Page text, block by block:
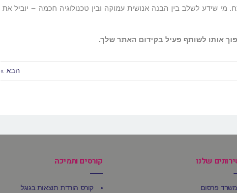
מי שידע לשלב בין הבנה אנושית עמוקה ובין טכנולוגיה חכמה – יוביל את
הבא »
שלנו
משרד פרסום
קורסים ותמיכה
קורס הורדת תוצאות בגוגל